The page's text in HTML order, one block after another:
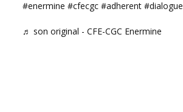
#enermine #cfecgc #adherent #dialogue
♬ son original - CFE-CGC Enermine